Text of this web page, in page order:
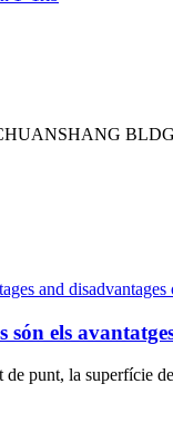
són els
punt, la superfície